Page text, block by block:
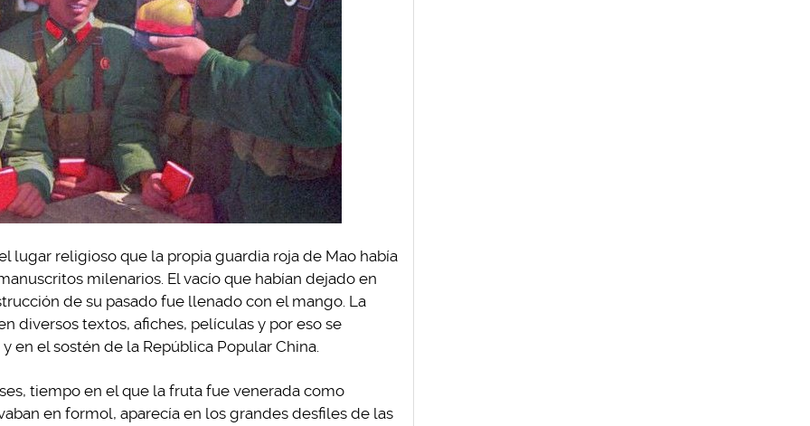
lugar religioso que la propia guardia roja de Mao había
milenarios. El vacío que habían dejado en
de su pasado fue llenado con el mango. La
diversos textos, afiches, películas y por eso se
en el sostén de la República Popular China.
tiempo en el que la fruta fue venerada como
en formol, aparecía en los grandes desfiles de las